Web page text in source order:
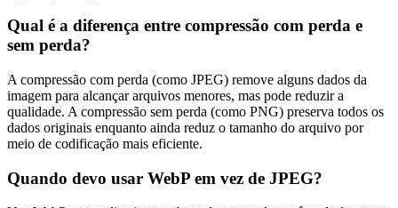
Qual é a diferença entre compressão com perda e
sem perda?
A compressão com perda (como JPEG) remove alguns dados da
imagem para alcançar arquivos menores, mas pode reduzir a
qualidade. A compressão sem perda (como PNG) preserva todos os
dados originais enquanto ainda reduz o tamanho do arquivo por
meio de codificação mais eficiente.
Quando devo usar WebP em vez de JPEG?